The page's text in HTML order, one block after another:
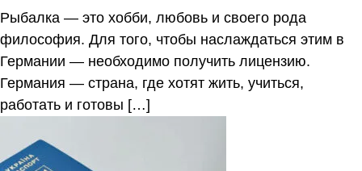
Рыбалка — это хобби, любовь и своего рода
философия. Для того, чтобы наслаждаться этим в
Германии — необходимо получить лицензию.
Германия — страна, где хотят жить, учиться,
работать и готовы […]